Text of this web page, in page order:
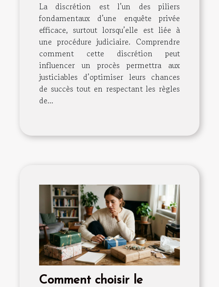
La discrétion est l’un des piliers
fondamentaux d’une enquête privée
efficace, surtout lorsqu’elle est liée à
une procédure judiciaire. Comprendre
comment cette discrétion peut
influencer un procès permettra aux
justiciables d’optimiser leurs chances
de succès tout en respectant les règles
de...
Comment choisir le